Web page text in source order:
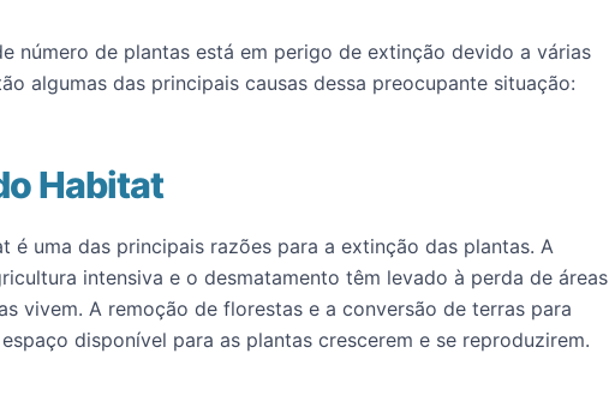
número de plantas está em perigo de extinção devido a várias
algumas das principais causas dessa preocupante situação:
Habitat
é uma das principais razões para a extinção das plantas. A
intensiva e o desmatamento têm levado à perda de áreas
vivem. A remoção de florestas e a conversão de terras para
disponível para as plantas crescerem e se reproduzirem.